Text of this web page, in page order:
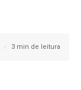
3 min de leitura